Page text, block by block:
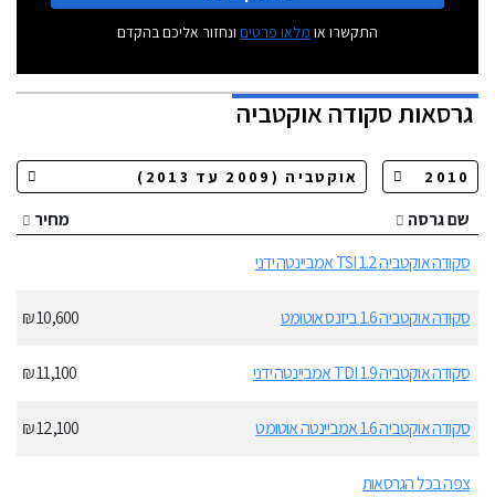
התקשרו או מלאו פרטים ונחזור אליכם בהקדם
גרסאותסקודה אוקטביה
שם גרסה
מחיר
סקודה אוקטביה 1.2 TSI אמביינטה ידני
סקודה אוקטביה 1.6 ביזנס אוטומט 10,600 ₪
סקודה אוקטביה 1.9 TDI אמביינטה ידני 11,100 ₪
סקודה אוקטביה 1.6 אמביינטה אוטומט 12,100 ₪
צפה בכל הגרסאות